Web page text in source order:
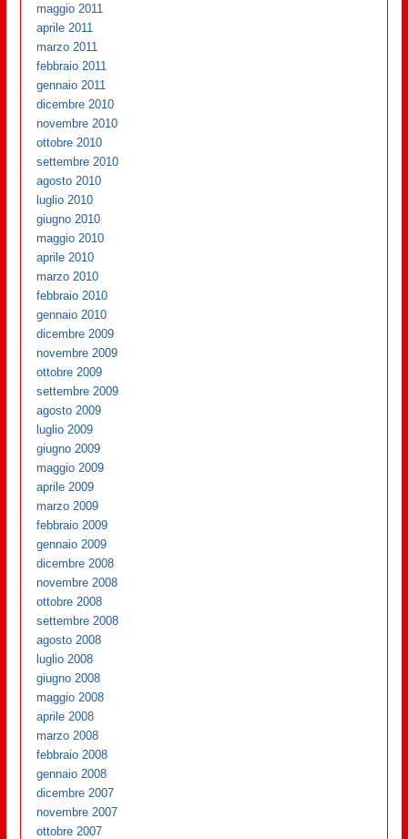
maggio 2011
aprile 2011
marzo 2011
febbraio 2011
gennaio 2011
dicembre 2010
novembre 2010
ottobre 2010
settembre 2010
agosto 2010
luglio 2010
giugno 2010
maggio 2010
aprile 2010
marzo 2010
febbraio 2010
gennaio 2010
dicembre 2009
novembre 2009
ottobre 2009
settembre 2009
agosto 2009
luglio 2009
giugno 2009
maggio 2009
aprile 2009
marzo 2009
febbraio 2009
gennaio 2009
dicembre 2008
novembre 2008
ottobre 2008
settembre 2008
agosto 2008
luglio 2008
giugno 2008
maggio 2008
aprile 2008
marzo 2008
febbraio 2008
gennaio 2008
dicembre 2007
novembre 2007
ottobre 2007